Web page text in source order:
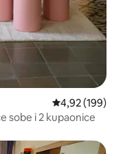
Prosječna
4,92 (199)
sobe i 2 kupaonice